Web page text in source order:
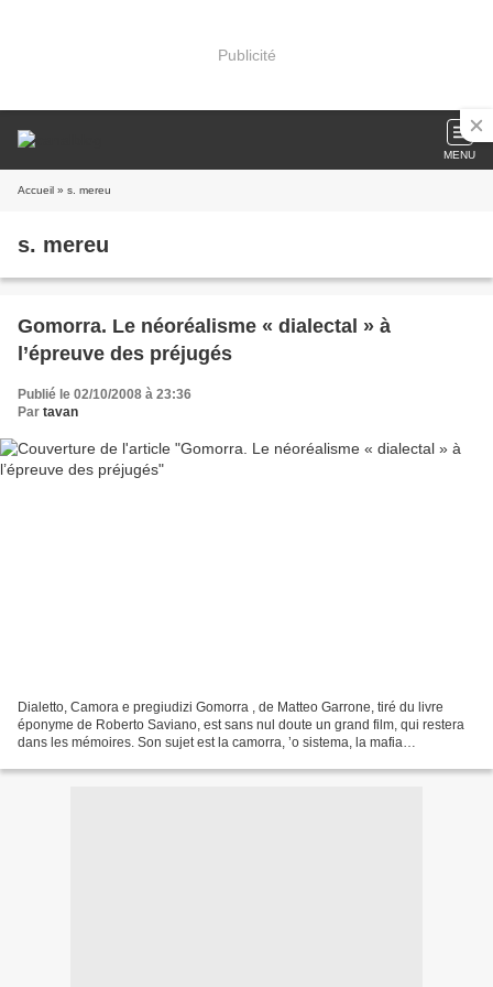
Publicité
MENU
Accueil » s. mereu
s. mereu
Gomorra. Le néoréalisme « dialectal » à
l’épreuve des préjugés
Publié le 02/10/2008 à 23:36
Par tavan
Dialetto, Camora e pregiudizi Gomorra , de Matteo Garrone, tiré du livre
éponyme de Roberto Saviano, est sans nul doute un grand film, qui restera
dans les mémoires. Son sujet est la camorra, ’o sistema, la mafia